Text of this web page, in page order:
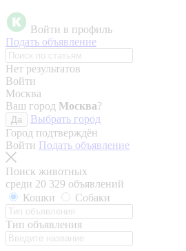
Войти в профиль
Подать объявление
Нет результатов
Войти
Москва
Ваш город Москва?
Да
Выбрать город
Город подтверждён
Войти Подать объявление
Поиск животных
среди 20 329 объявлений
Кошки
Собаки
Тип объявления